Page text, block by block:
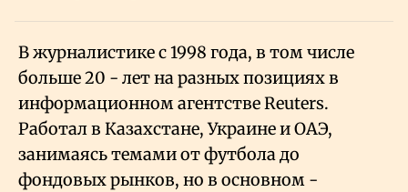
Геополитика
Исследования
Об авторе
В журналистике с 1998 года, в том числе
больше 20 - лет на разных позициях в
информационном агентстве Reuters.
Работал в Казахстане, Украине и ОАЭ,
занимаясь темами от футбола до
фондовых рынков, но в основном -